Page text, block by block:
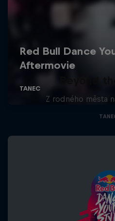
Z rodného města